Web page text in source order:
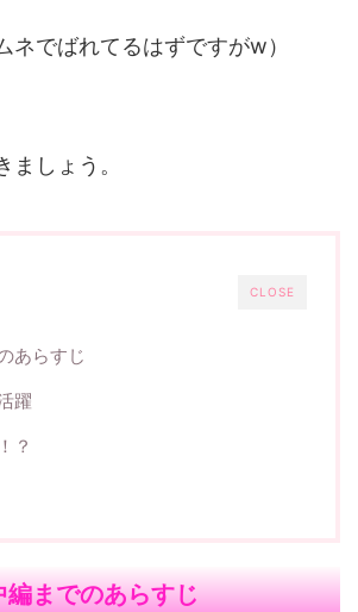
ネでばれてるはずですがw）
ましょう。
CLOSE
あらすじ
躍
？
編までのあらすじ